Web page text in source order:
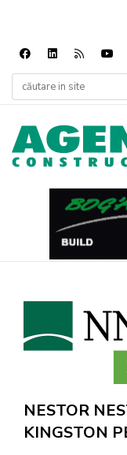
NESTOR
KINGSTON